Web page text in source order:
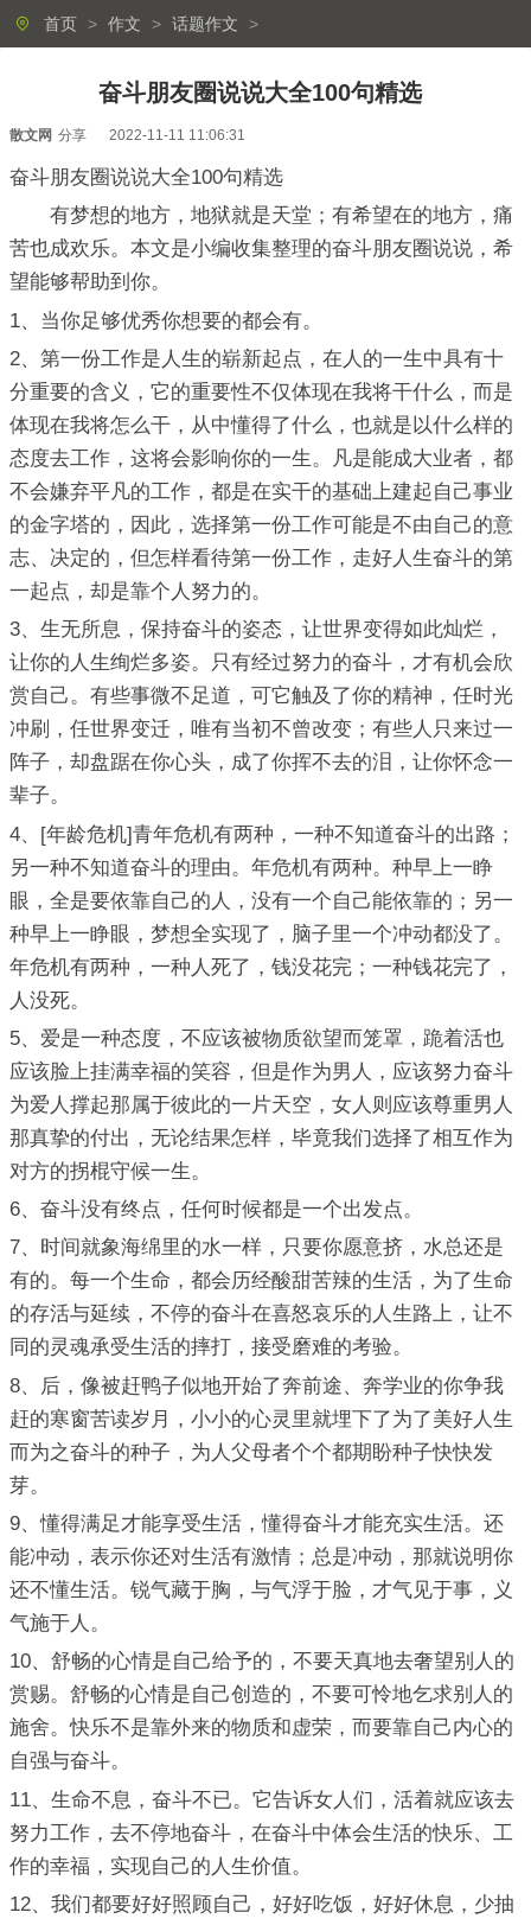
首页 > 作文 > 话题作文 >
奋斗朋友圈说说大全100句精选
散文网 分享 2022-11-11 11:06:31
奋斗朋友圈说说大全100句精选
有梦想的地方，地狱就是天堂；有希望在的地方，痛
苦也成欢乐。本文是小编收集整理的奋斗朋友圈说说，希
望能够帮助到你。
1、当你足够优秀你想要的都会有。
2、第一份工作是人生的崭新起点，在人的一生中具有十
分重要的含义，它的重要性不仅体现在我将干什么，而是
体现在我将怎么干，从中懂得了什么，也就是以什么样的
态度去工作，这将会影响你的一生。凡是能成大业者，都
不会嫌弃平凡的工作，都是在实干的基础上建起自己事业
的金字塔的，因此，选择第一份工作可能是不由自己的意
志、决定的，但怎样看待第一份工作，走好人生奋斗的第
一起点，却是靠个人努力的。
3、生无所息，保持奋斗的姿态，让世界变得如此灿烂，
让你的人生绚烂多姿。只有经过努力的奋斗，才有机会欣
赏自己。有些事微不足道，可它触及了你的精神，任时光
冲刷，任世界变迁，唯有当初不曾改变；有些人只来过一
阵子，却盘踞在你心头，成了你挥不去的泪，让你怀念一
辈子。
4、[年龄危机]青年危机有两种，一种不知道奋斗的出路；
另一种不知道奋斗的理由。年危机有两种。种早上一睁
眼，全是要依靠自己的人，没有一个自己能依靠的；另一
种早上一睁眼，梦想全实现了，脑子里一个冲动都没了。
年危机有两种，一种人死了，钱没花完；一种钱花完了，
人没死。
5、爱是一种态度，不应该被物质欲望而笼罩，跪着活也
应该脸上挂满幸福的笑容，但是作为男人，应该努力奋斗
为爱人撑起那属于彼此的一片天空，女人则应该尊重男人
那真挚的付出，无论结果怎样，毕竟我们选择了相互作为
对方的拐棍守候一生。
6、奋斗没有终点，任何时候都是一个出发点。
7、时间就象海绵里的水一样，只要你愿意挤，水总还是
有的。每一个生命，都会历经酸甜苦辣的生活，为了生命
的存活与延续，不停的奋斗在喜怒哀乐的人生路上，让不
同的灵魂承受生活的摔打，接受磨难的考验。
8、后，像被赶鸭子似地开始了奔前途、奔学业的你争我
赶的寒窗苦读岁月，小小的心灵里就埋下了为了美好人生
而为之奋斗的种子，为人父母者个个都期盼种子快快发
芽。
9、懂得满足才能享受生活，懂得奋斗才能充实生活。还
能冲动，表示你还对生活有激情；总是冲动，那就说明你
还不懂生活。锐气藏于胸，与气浮于脸，才气见于事，义
气施于人。
10、舒畅的心情是自己给予的，不要天真地去奢望别人的
赏赐。舒畅的心情是自己创造的，不要可怜地乞求别人的
施舍。快乐不是靠外来的物质和虚荣，而要靠自己内心的
自强与奋斗。
11、生命不息，奋斗不已。它告诉女人们，活着就应该去
努力工作，去不停地奋斗，在奋斗中体会生活的快乐、工
作的幸福，实现自己的人生价值。
12、我们都要好好照顾自己，好好吃饭，好好休息，少抽